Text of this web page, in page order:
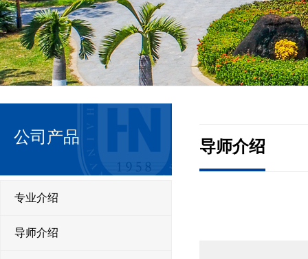
公司产品
专业介绍
导师介绍
导师介绍